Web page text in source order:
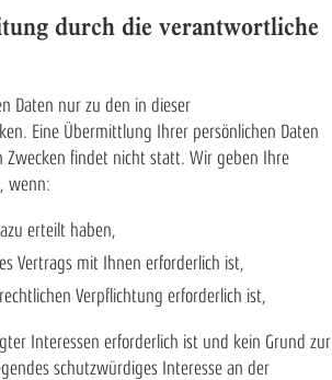
durch die verantwortliche
Daten nur zu den in dieser
Eine Übermittlung Ihrer persönlichen Daten
findet nicht statt. Wir geben Ihre
wenn:
erteilt haben,
Vertrags mit Ihnen erforderlich ist,
Verpflichtung erforderlich ist,
Interessen erforderlich ist und kein Grund zur
schutzwürdiges Interesse an der